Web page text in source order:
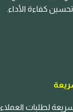
كفاءة الأداء.
لطلبات العملاء